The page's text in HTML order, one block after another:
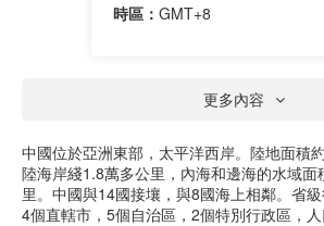
時區： GMT+8
更多內容
中國位於亞洲東部，太平洋西岸。陸地面積
陸海岸綫1.8萬多公里，內海和邊海的水域
里。中國與14國接壤，與8國海上相鄰。省
4個直轄市，5個自治區，2個特別行政區，人